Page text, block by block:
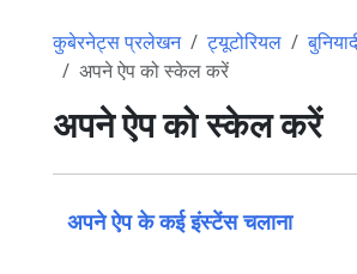
कुबेरनेट्स प्रलेखन ट्यूटोरियल
अपने ऐप को स्केल करें
अपने ऐप को स्केल करें
अपने ऐप के कई इंस्टेंस चलाना